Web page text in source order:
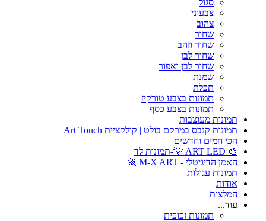
צבעוני
צהוב
שחור
שחור וזהב
שחור לבן
שחור לבן ואפור
שמנת
תכלת
תמונות בצבע טורקיז
תמונות בצבע כסף
תמונות מעוצבות
תמונות קנבס במרקם בולט | קולקציית Art Touch
הכי חמים וחדשים
🎨 ART LED 💡-תמונות לד
האמן הדיגיטלי - M-X ART 🚀
תמונות עגולות
אודות
המלצות
עוד...
תמונות זכוכית